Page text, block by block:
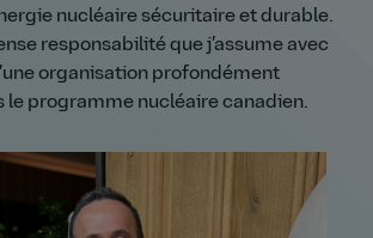
nucléaire sécuritaire et durable.
responsabilité que j’assume avec
organisation profondément
le programme nucléaire canadien.